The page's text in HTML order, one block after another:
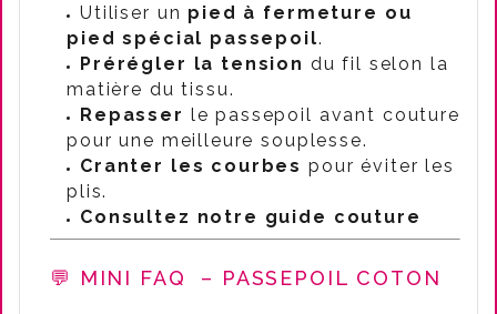
Utiliser un pied à fermeture ou
pied spécial passepoil.
Prérégler la tension du fil selon la
matière du tissu.
Repasser le passepoil avant couture
pour une meilleure souplesse.
Cranter les courbes pour éviter les
plis.
Consultez notre guide couture
💬 MINI FAQ – PASSEPOIL COTON